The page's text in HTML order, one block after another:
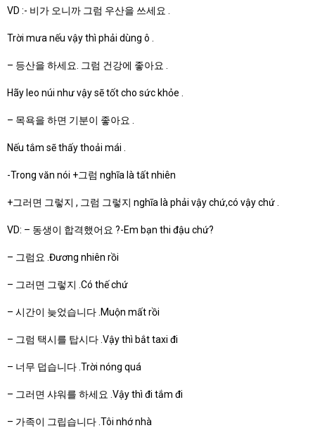
VD :- 비가 오니까 그럼 우산을 쓰세요 .
Trời mưa nếu vậy thì phải dùng ô .
– 등산을 하세요. 그럼 건강에 좋아요 .
Hãy leo núi như vậy sẽ tốt cho sức khỏe .
– 목욕을 하면 기분이 좋아요 .
Nếu tắm sẽ thấy thoải mái .
-Trong văn nói +그럼 nghĩa là tất nhiên
+그러면 그렇지 , 그럼 그렇지 nghĩa là phải vậy chứ,có vậy chứ .
VD: – 동생이 합격했어요 ?-Em bạn thi đậu chứ?
– 그럼요 .Đương nhiên rồi
– 그러면 그렇지 .Có thế chứ
– 시간이 늦었습니다 .Muộn mất rồi
– 그럼 택시를 탑시다 .Vậy thì bắt taxi đi
– 너무 덥습니다 .Trời nóng quá
– 그러면 샤워를 하세요 .Vậy thì đi tắm đi
– 가족이 그립습니다 .Tôi nhớ nhà